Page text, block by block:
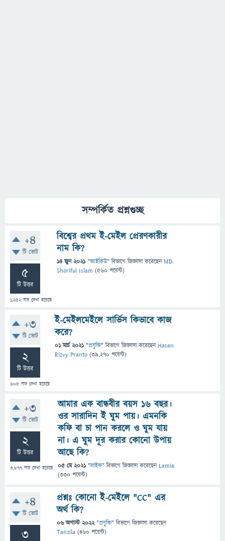
সম্পর্কিত প্রশ্নগুচ্ছ
+4
টি ভোট
5
টি উত্তর
1,252বার দেখা হয়েছে
বিশ্বের প্রথম ই-মেইল প্রেরণকারীর
নাম কি?
14 জুন 2021 "আইকিউ" বিভাগে জিজ্ঞাসাকরেছেনMD.
Shoriful Islam (560 পয়েন্ট)
+3
টি ভোট
2
টি উত্তর
605 বার দেখা হয়েছে
ই-মেইলমেইলে সার্ভিস কিভাবে কাজ
করে?
01 মার্চ 2021 "প্রযুক্তি" বিভাগে জিজ্ঞাসাকরেছেনHasan
Rizvy Pranto (39,270 পয়েন্ট)
+3
টি ভোট
2
টি উত্তর
3,877 বার দেখা হয়েছে
আমার এক বান্ধবীর বয়স ১৬ বছর।
ওর সারাদিন ই ঘুম পায়। এমনকি
কফি বা চা পান করলে ও ঘুম যায়
না। এ ঘুম দূর করার কোনো উপায়
আছে কি?
05 মে 2021 "লাইফ" বিভাগে জিজ্ঞাসাকরেছেনLamia
(330 পয়েন্ট)
+4
টি ভোট
3
প্রশ্নঃ কোনো ই-মেইলে "CC" এর
অর্থ কি?
06 অগাস্ট 2022 "প্রযুক্তি" বিভাগে জিজ্ঞাসাকরেছেন
Tanzila (460 পয়েন্ট)